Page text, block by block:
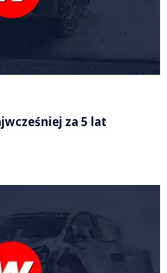
za 5 lat